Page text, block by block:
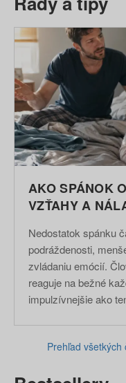
AKO SPÁNOK
VZŤAHY A
Nedostatok spánku
podráždenosti,
zvládaniu emócií.
reaguje na bežné
impulzívnejšie ako
kvalitný odpočinok
Prehľad všetkých